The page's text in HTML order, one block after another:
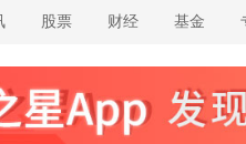
股票 财经 基金